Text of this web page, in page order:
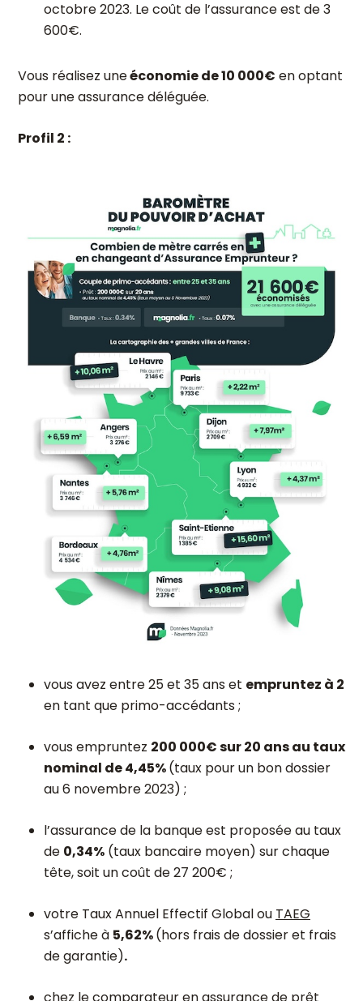
octobre 2023. Le coût de l’assurance est de 3
600€.
Vous réalisez uneéconomie de 10 000€ en optant
pour une assurance déléguée.
Profil 2 :
vous avez entre 25 et 35 ans et empruntez à 2
en tant que primo-accédants ;
vous empruntez 200 000€ sur 20 ans au taux
nominal de 4,45%(taux pour un bon dossier
au 6 novembre 2023) ;
l’assurance de la banque est proposée au taux
de 0,34% (taux bancaire moyen) sur chaque
tête, soit un coût de 27 200€ ;
votre Taux Annuel Effectif Global ou TAEG
s’affiche à 5,62%(hors frais de dossier et frais
de garantie).